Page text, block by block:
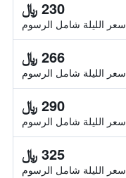
230 ﷼
سعر الليلة شامل الرسوم
266 ﷼
سعر الليلة شامل الرسوم
290 ﷼
سعر الليلة شامل الرسوم
325 ﷼
سعر الليلة شامل الرسوم